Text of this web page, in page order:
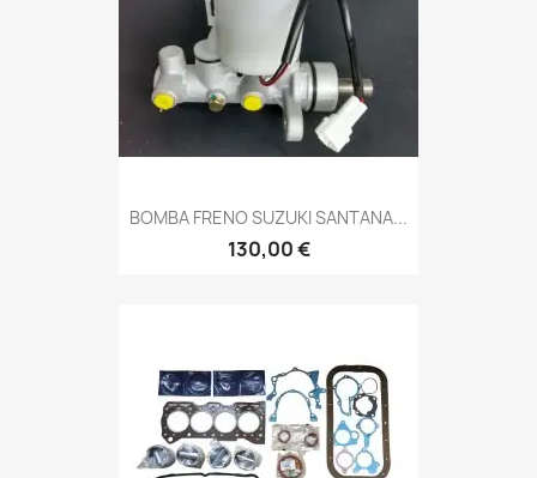
BOMBA FRENO SUZUKI SANTANA...
130,00 €